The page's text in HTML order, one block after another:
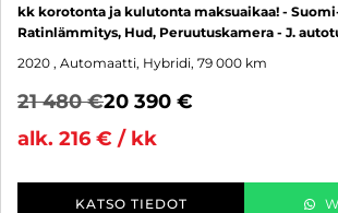
kk korotonta ja kulutonta maksuaikaa! -
Ratinlämmitys, Hud, Peruutuskamera - J.
2020 , Automaatti, Hybridi, 79 000 km
21 480 €20 390 €
alk. 216 € / kk
KATSO TIEDOT